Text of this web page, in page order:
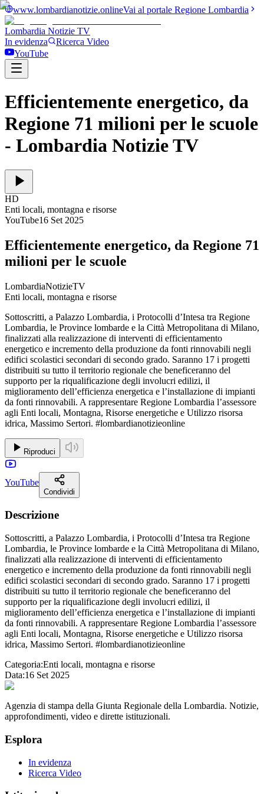
www.lombardianotizie.onlineVai al portale Regione Lombardia
Lombardia Notizie TV
In evidenza
Ricerca Video
YouTube
Efficientemente energetico, da
Regione 71 milioni per le scuole
- Lombardia Notizie TV
HD
Enti locali, montagna e risorse
YouTube16 Set 2025
Efficientemente energetico, da Regione 71
milioni per le scuole
LombardiaNotizieTV
Enti locali, montagna e risorse
Sottoscritti, a Palazzo Lombardia, i Protocolli d’Intesa tra Regione
Lombardia, le Province lombarde e la Città Metropolitana di Milano,
finalizzati alla realizzazione di interventi di efficientamento
energetico e incremento della produzione da fonti rinnovabili negli
edifici scolastici secondari di secondo grado. Saranno 17 i progetti
distribuiti su tutto il territorio regionale che beneficeranno del
supporto per la riqualificazione degli involucri edilizi, il
miglioramento dell’efficienza energetica e l’installazione di impianti
da fonti rinnovabili. A rappresentare Regione Lombardia l’assessore
agli Enti locali, Montagna, Risorse energetiche e Utilizzo risorsa
idrica, Massimo Sertori. #lombardianotizieonline
Riproduci
YouTube
Condividi
Descrizione
Sottoscritti, a Palazzo Lombardia, i Protocolli d’Intesa tra Regione
Lombardia, le Province lombarde e la Città Metropolitana di Milano,
finalizzati alla realizzazione di interventi di efficientamento
energetico e incremento della produzione da fonti rinnovabili negli
edifici scolastici secondari di secondo grado. Saranno 17 i progetti
distribuiti su tutto il territorio regionale che beneficeranno del
supporto per la riqualificazione degli involucri edilizi, il
miglioramento dell’efficienza energetica e l’installazione di impianti
da fonti rinnovabili. A rappresentare Regione Lombardia l’assessore
agli Enti locali, Montagna, Risorse energetiche e Utilizzo risorsa
idrica, Massimo Sertori. #lombardianotizieonline
Categoria:Enti locali, montagna e risorse
Data:16 Set 2025
Agenzia di stampa della Giunta Regionale della Lombardia. Notizie,
approfondimenti, video e dirette istituzionali.
Esplora
In evidenza
Ricerca Video